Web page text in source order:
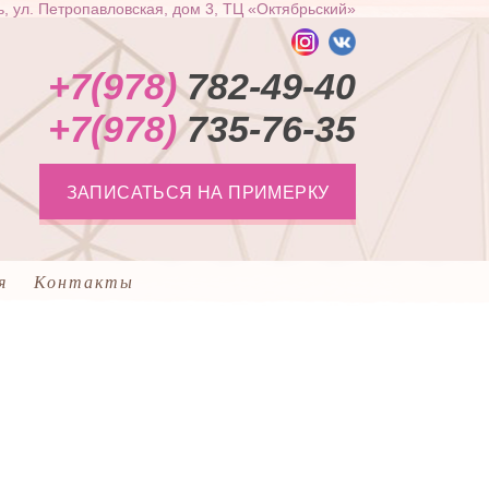
ул. Петропавловская, дом 3, ТЦ «Октябрьский»
ЗАПИСАТЬСЯ НА ПРИМЕРКУ
+7(978)782-49-40
+7(978)735-76-35
Контакты